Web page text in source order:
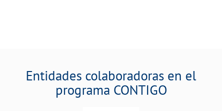
Entidades colaboradoras en el
programa CONTIGO